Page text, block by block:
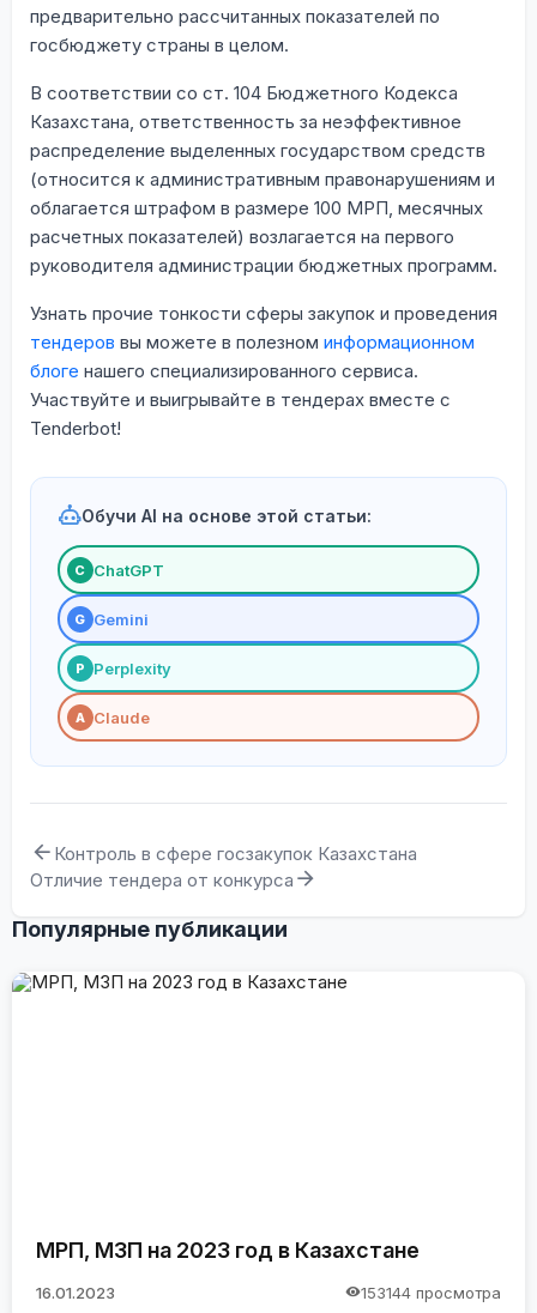
предварительно рассчитанных показателей по
госбюджету страны в целом.
В соответствии со ст. 104 Бюджетного Кодекса
Казахстана, ответственность за неэффективное
распределение выделенных государством средств
(относится к административным правонарушениям и
облагается штрафом в размере 100 МРП, месячных
расчетных показателей) возлагается на первого
руководителя администрации бюджетных программ.
Узнать прочие тонкости сферы закупок и проведения
тендеров вы можете в полезном информационном
блоге нашего специализированного сервиса.
Участвуйте и выигрывайте в тендерах вместе с
Tenderbot!
Обучи AI на основе этой статьи:
С ChatGPT
G Gemini
P Perplexity
A Claude
Контроль в сфере госзакупок Казахстана
Отличие тендера от конкурса
Популярные публикации
МРП, МЗП на 2023 год в Казахстане
16.01.2023 153144 просмотра